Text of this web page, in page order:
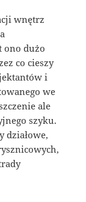
wnętrz
ono dużo
co cieszy
i
we
ale
szyku.
działowe,